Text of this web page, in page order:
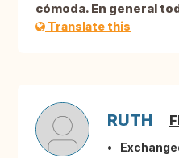
cómoda. En general
Translate this
RUTH